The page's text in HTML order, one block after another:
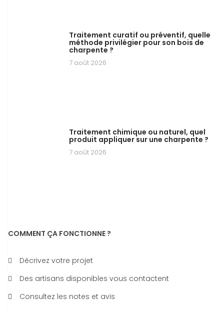
Traitement curatif ou préventif, quelle
méthode privilégier pour son bois de
charpente ?
7 août 2026
Traitement chimique ou naturel, quel
produit appliquer sur une charpente ?
7 août 2026
COMMENT ÇA FONCTIONNE ?
Décrivez votre projet
Des artisans disponibles vous contactent
Consultez les notes et avis